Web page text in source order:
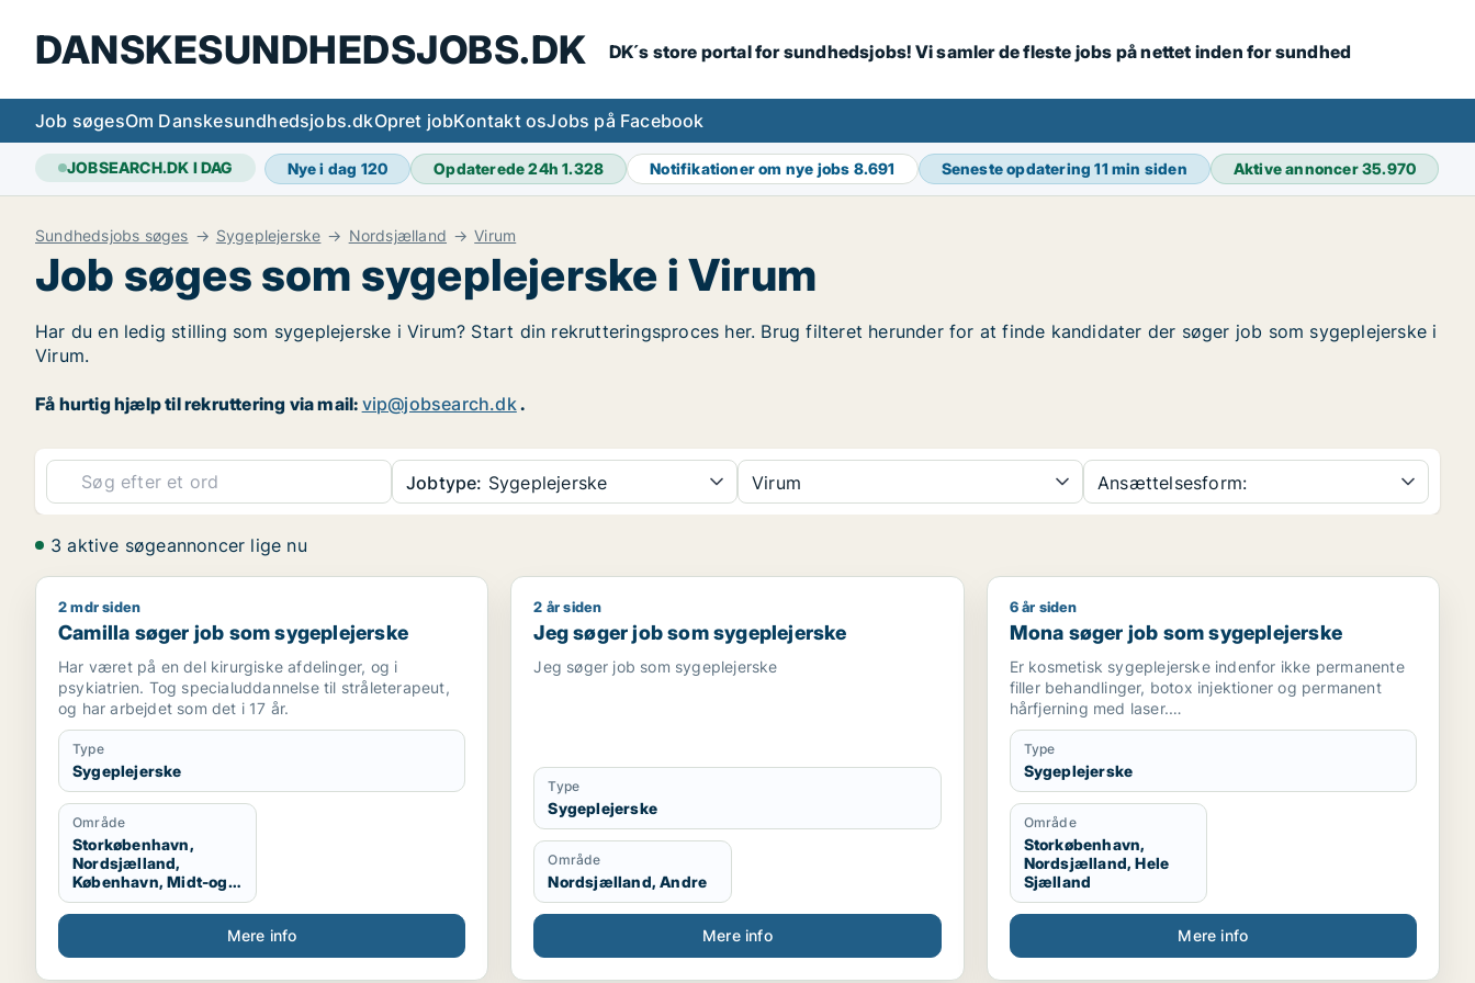
DANSKESUNDHEDSJOBS.DK DK´s store portal for sundhedsjobs! Vi samler de fleste jobs på nettet inden for sundhed
Job søgesOm Danskesundhedsjobs.dkOpret jobKontakt osJobs på Facebook
JOBSEARCH.DK I DAG Nye i dag 120 Opdaterede 24h1.328 Notifikationer om nye jobs 8.691 Seneste opdatering11 min siden Aktive annoncer35.970
Sundhedsjobs søges Sygeplejerske Nordsjælland Virum
Job søges som sygeplejerske i Virum
Har du en ledig stilling som sygeplejerske i Virum? Start din rekrutteringsproces her. Brug filteret herunder for at finde kandidater der søger job som sygeplejerske i
Virum.
Få hurtig hjælp til rekruttering via mail: vip@jobsearch.dk.
Jobtype: Sygeplejerske Virum Ansættelsesform:
3 aktive søgeannoncer lige nu
Camilla søger job som sygeplejerske
2 mdr siden
Camilla søger job som sygeplejerske
Har været på en del kirurgiske afdelinger, og i
psykiatrien. Tog specialuddannelse til stråleterapeut,
og har arbejdet som det i 17 år.
Type
Sygeplejerske
Område
Storkøbenhavn,
Nordsjælland,
København, Midt-og
Vestsjælland,
Sydsjælland
Mere info
Jeg søger job som sygeplejerske
2 år siden
Jeg søger job som sygeplejerske
Jeg søger job som sygeplejerske
Type
Sygeplejerske
Område
Nordsjælland, Andre
Mere info
Mona søger job som sygeplejerske
6 år siden
Mona søger job som sygeplejerske
Er kosmetisk sygeplejerske indenfor ikke permanente
filler behandlinger, botox injektioner og permanent
hårfjerning med laser.
Ønsker at arbejde indenfor kosmetisk sygepleje og
gerne udvide mine kompetencer.
Har arbejdet indenfor branchen siden juli 2018.
Type
Sygeplejerske
Område
Storkøbenhavn,
Nordsjælland, Hele
Sjælland
Mere info